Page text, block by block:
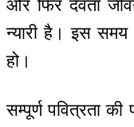
और फिर देवता
न्यारी है। इस समय
हो।
सम्पूर्ण पवित्रता